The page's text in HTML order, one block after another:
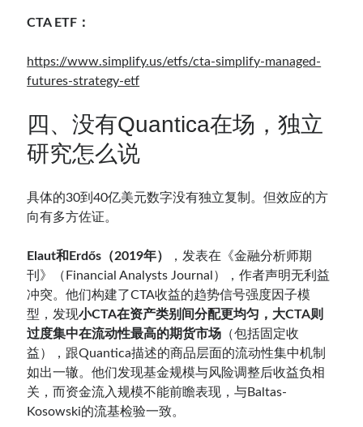
CTA ETF：
https://www.simplify.us/etfs/cta-simplify-managed-
futures-strategy-etf
四、没有Quantica在场，独立
研究怎么说
具体的30到40亿美元数字没有独立复制。但效应的方
向有多方佐证。
Elaut和Erdős（2019年）
，发表在《金融分析师期
刊》（Financial Analysts Journal），作者声明无利益
冲突。他们构建了CTA收益的趋势信号强度因子模
型，发现小CTA在资产类别间分配更均匀，大CTA则
过度集中在流动性最高的期货市场 （包括固定收
益），跟Quantica描述的商品层面的流动性集中机制
如出一辙。他们发现基金规模与风险调整后收益负相
关，而资金流入规模不能前瞻表现，与Baltas-
Kosowski的流基检验一致。